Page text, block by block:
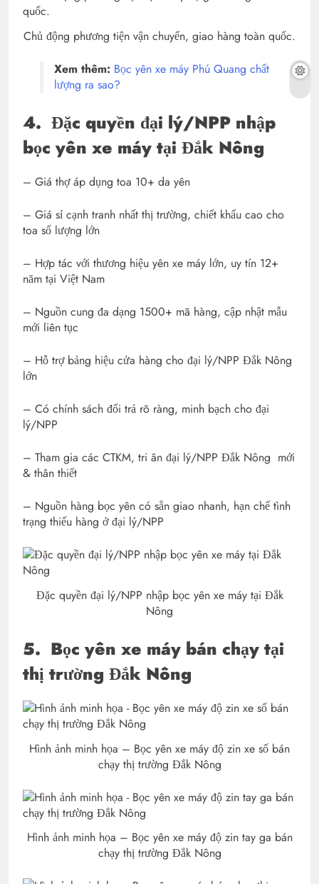
Chủ động phương tiện vận chuyển, giao hàng toàn quốc.
Xem thêm: Bọc yên xe máy Phú Quang chất
lượng ra sao?
4. Đặc quyền đại lý/NPP nhập
bọc yên xe máy tại Đắk Nông
– Giá thợ áp dụng toa 10+ da yên
– Giá sỉ cạnh tranh nhất thị trường, chiết khấu cao cho
toa số lượng lớn
– Hợp tác với thương hiệu yên xe máy lớn, uy tín 12+
năm tại Việt Nam
– Nguồn cung đa dạng 1500+ mã hàng, cập nhật mẫu
mới liên tục
– Hỗ trợ bảng hiệu cửa hàng cho đại lý/NPP Đắk Nông
lớn
– Có chính sách đổi trả rõ ràng, minh bạch cho đại
lý/NPP
– Tham gia các CTKM, tri ân đại lý/NPP Đắk Nông mới
& thân thiết
– Nguồn hàng bọc yên có sẵn giao nhanh, hạn chế tình
trạng thiếu hàng ở đại lý/NPP
Đặc quyền đại lý/NPP nhập bọc yên xe máy tại Đắk
Nông
5. Bọc yên xe máy bán chạy tại
thị trường Đắk Nông
Hình ảnh minh họa – Bọc yên xe máy độ zin xe số bán
chạy thị trường Đắk Nông
Hình ảnh minh họa – Bọc yên xe máy độ zin tay ga bán
chạy thị trường Đắk Nông